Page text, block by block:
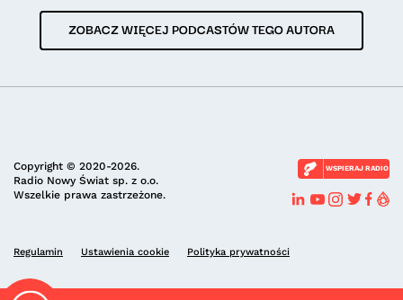
ZOBACZ WIĘCEJ PODCASTÓW TEGO AUTORA
Copyright © 2020-2026.
Radio Nowy Świat sp. z o.o.
Wszelkie prawa zastrzeżone.
WSPIERAJ RADIO
Regulamin Ustawienia cookie Polityka prywatności